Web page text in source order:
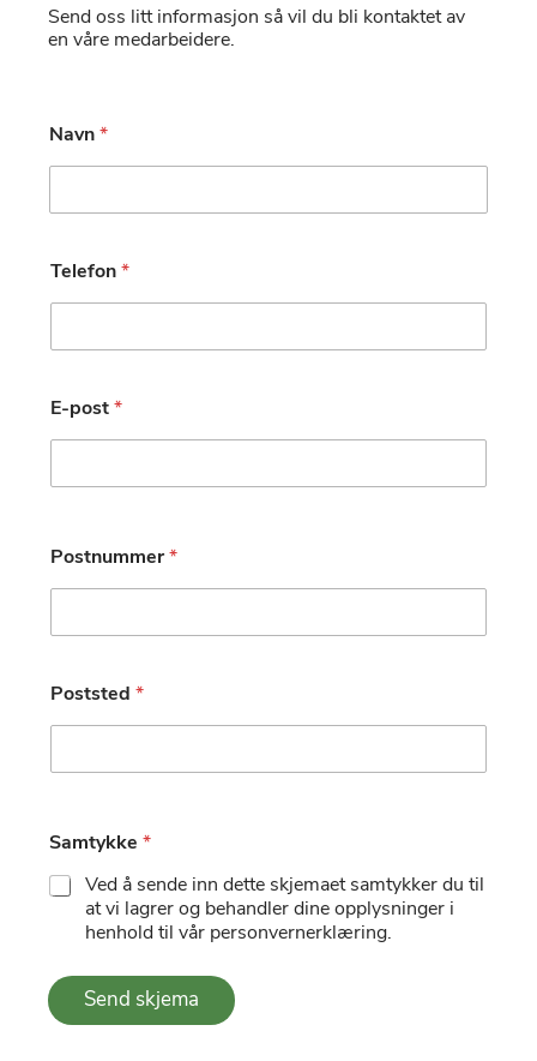
Send oss litt informasjon så vil du bli kontaktet av
en våre medarbeidere.
Navn *
Telefon *
E-post *
Postnummer *
Poststed *
Samtykke *
Ved å sende inn dette skjemaet samtykker du til
at vi lagrer og behandler dine opplysninger i
henhold til vår personvernerklæring.
Send skjema